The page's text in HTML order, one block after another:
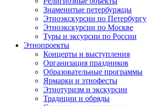
Знаменитые петербуржцы
Этноэкскурсии по Петербургу
Этноэкскурсии по Москве
Туры и эксурсии по России
Этнопроекты
Концерты и выступления
Организация праздников
Образовательные программы
Ярмарки и этнофесты
Этнотуризм и экскурсии
Традиции и обряды